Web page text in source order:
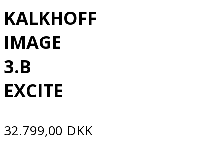
KALKHOFF
IMAGE
3.B
EXCITE
32.799,00 DKK